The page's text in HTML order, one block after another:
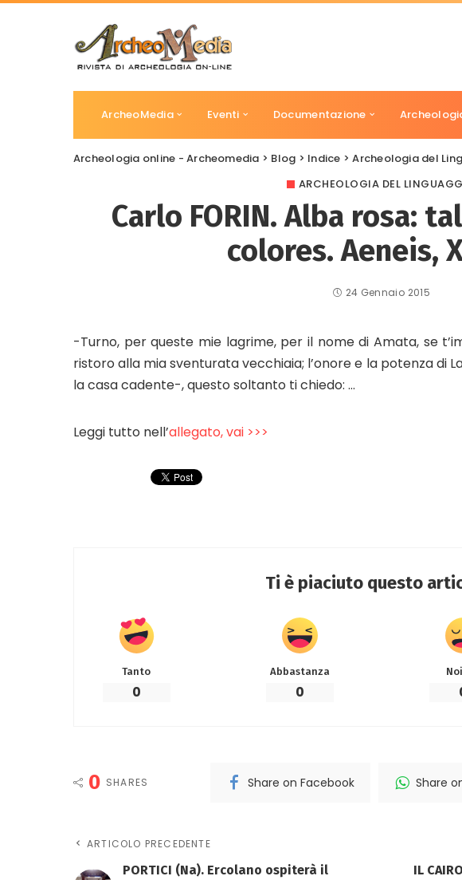
ArcheoMedia Eventi Documentazione
Archeologia online - Archeomedia > Blog > Indice >Archeologia del
ARCHEOLOGIA DEL
Carlo FORIN. Alba rosa:
colores. Aeneis,
24 Gennaio 2015
-Turno, per queste mie lagrime, per il nome di Amata, se
ristoro alla mia sventurata vecchiaia; l’onore e la potenza di
la casa cadente-, questo soltanto ti chiedo: …
Leggi tutto nell’allegato, vai >>>
Ti è piaciuto questo
Tanto
0
Abbastanza
0
0 SHARES Share on Facebook Share
ARTICOLO PRECEDENTE
PORTICI (Na). Ercolano ospiterà il
IL